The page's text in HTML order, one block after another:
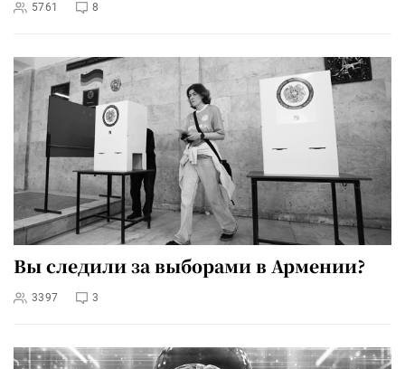
5761 8
Вы следили за выборами в Армении?
3397 3